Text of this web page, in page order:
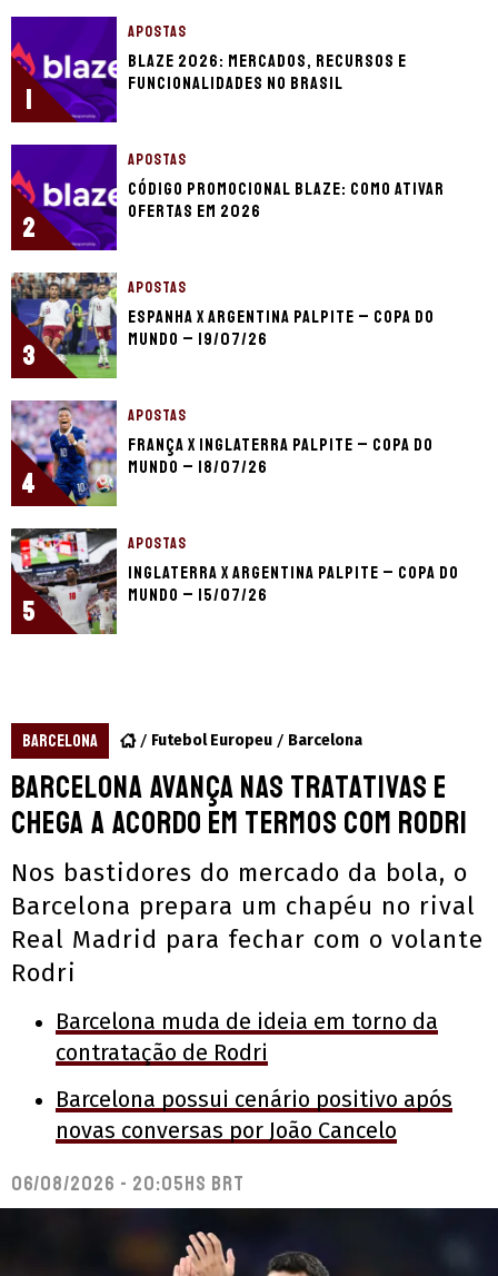
1
APOSTAS
Blaze 2026: mercados, recursos e
funcionalidades no Brasil
2
APOSTAS
Código promocional Blaze: como ativar
ofertas em 2026
3
APOSTAS
Espanha x Argentina palpite – Copa do
Mundo – 19/07/26
4
APOSTAS
França x Inglaterra palpite – Copa do
Mundo – 18/07/26
5
APOSTAS
Inglaterra x Argentina palpite – Copa do
Mundo – 15/07/26
BARCELONA Futebol Europeu Barcelona
Barcelona avança nas tratativas e
chega a acordo em termos com Rodri
Nos bastidores do mercado da bola, o
Barcelona prepara um chapéu no rival
Real Madrid para fechar com o volante
Rodri
Barcelona muda de ideia em torno da
contratação de Rodri
Barcelona possui cenário positivo após
novas conversas por João Cancelo
06/08/2026 - 20:05hs BRT